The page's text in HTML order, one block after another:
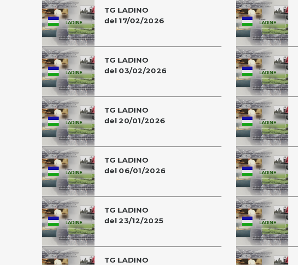
TG LADINO
del 17/02/2026
TG LADINO
del 03/02/2026
TG LADINO
del 20/01/2026
TG LADINO
del 06/01/2026
TG LADINO
del 23/12/2025
TG LADINO